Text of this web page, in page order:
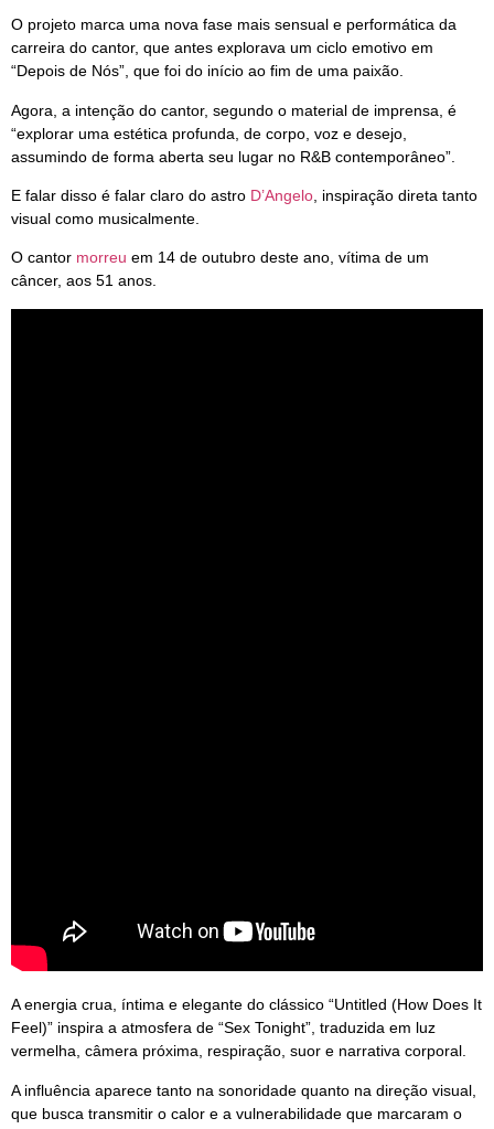
O projeto marca uma nova fase mais sensual e performática da
carreira do cantor, que antes explorava um ciclo emotivo em
“Depois de Nós”, que foi do início ao fim de uma paixão.
Agora, a intenção do cantor, segundo o material de imprensa, é
“explorar uma estética profunda, de corpo, voz e desejo,
assumindo de forma aberta seu lugar no R&B contemporâneo”.
E falar disso é falar claro do astro D’Angelo , inspiração direta tanto
visual como musicalmente.
O cantor morreu em 14 de outubro deste ano, vítima de um
câncer, aos 51 anos.
A energia crua, íntima e elegante do clássico “Untitled (How Does It
Feel)” inspira a atmosfera de “Sex Tonight”, traduzida em luz
vermelha, câmera próxima, respiração, suor e narrativa corporal.
A influência aparece tanto na sonoridade quanto na direção visual,
que busca transmitir o calor e a vulnerabilidade que marcaram o